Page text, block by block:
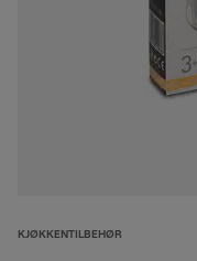
KJØKKENTILBEHØR